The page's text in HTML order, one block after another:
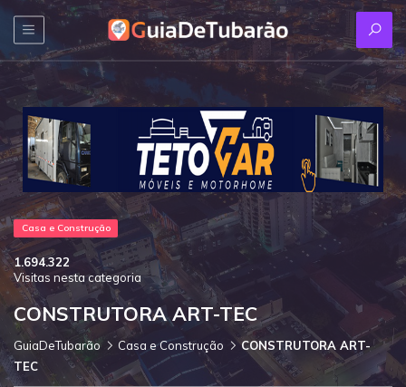
Casa e Construção
1.694.322
Visitas nesta categoria
CONSTRUTORA ART-TEC
GuiaDeTubarão Casa e Construção
CONSTRUTORA ART-
TEC